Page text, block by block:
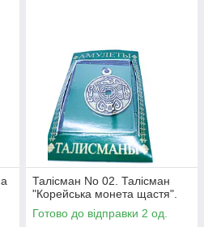
амулету додається шнурок, тому
його використовувати.
або Талісман відповідає за
те завдання для якої він
є не просто правоволодіння
а Ваше ставлення до цього
сторінки
Талісман No 02. Талісман
"Корейська монета щастя".
Готово до відправки 2 од.